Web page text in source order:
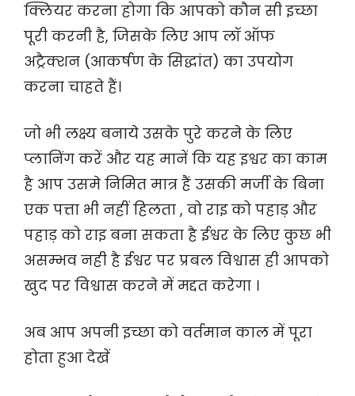
क्लियर करना होगा कि आपको कौन सी इच्छा
पूरी करनी है, जिसके लिए आप लॉ ऑफ
अट्रैक्शन (आकर्षण के सिद्धांत) का उपयोग
करना चाहते हैं।
जो भी लक्ष्य बनाये उसके पुरे करने के लिए
प्लानिंग करें और यह मानें कि यह इश्वर का काम
है आप उसमे निमित मात्र हैं उसकी मर्जी के बिना
एक पत्ता भी नहीं हिलता , वो राइ को पहाड़ और
पहाड़ को राइ बना सकता है ईश्वर के लिए कुछ भी
असम्भव नही है ईश्वर पर प्रबल विश्वास ही आपको
खुद पर विश्वास करने में मद्दत करेगा ।
अब आप अपनी इच्छा को वर्तमान काल में पूरा
होता हुआ देखें